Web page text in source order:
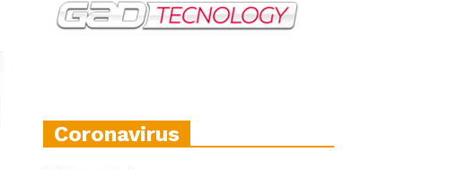
Coronavirus